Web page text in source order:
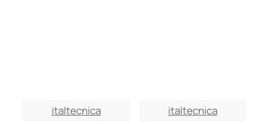
italtecnica italtecnica